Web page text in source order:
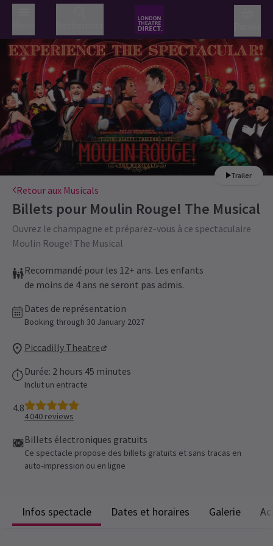
Trailer
Retour aux Musicals
Billets pour Moulin Rouge! The Musical
Ouvrez le champagne et préparez-vous à ce spectaculaire
Moulin Rouge! The Musical
Recommandé pour les 12+ ans. Les enfants
de moins de 4 ans ne seront pas admis.
Dates de représentation
Booking through 30 January 2027
Piccadilly Theatre
Durée: 2 hours 45 minutes
Inclut un entracte
4.8
4 040 reviews
Billets électroniques gratuits
Ce spectacle propose des billets gratuits et sans tracas en
auto-impression ou en ligne
Infos spectacle Dates et horaires Galerie